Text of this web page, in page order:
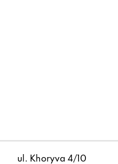
ul. Khoryva 4/10